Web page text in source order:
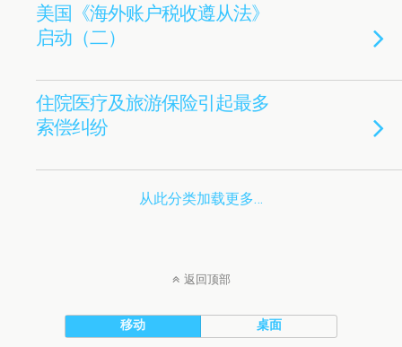
美国《海外账户税收遵从法》
启动（二）
住院医疗及旅游保险引起最多
索偿纠纷
从此分类加载更多…
返回顶部
移动 桌面